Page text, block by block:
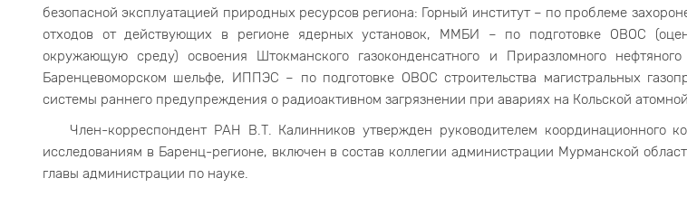
безопасной эксплуатацией природных ресурсов региона: Горный институт – по проблеме
отходов от действующих в регионе ядерных установок, ММБИ – по подготовке ОВОС
окружающую среду) освоения Штокманского газоконденсатного и Приразломного
Баренцевоморском шельфе, ИППЭС – по подготовке ОВОС строительства магистральных
системы раннего предупреждения о радиоактивном загрязнении при авариях на Кольской
Член-корреспондент РАН В.Т. Калинников утвержден руководителем координационного
исследованиям в Баренц-регионе, включен в состав коллегии администрации Мурманской
главы администрации по науке.